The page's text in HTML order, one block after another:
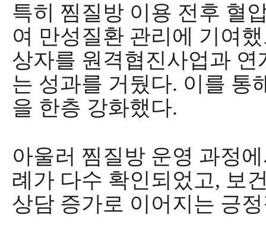
특히 찜질방 이용 전후 혈
여 만성질환 관리에 기여
상자를 원격협진사업과 연
는 성과를 거뒀다. 이를 통
을 한층 강화했다.
아울러 찜질방 운영 과정
례가 다수 확인되었고, 보
상담 증가로 이어지는 긍